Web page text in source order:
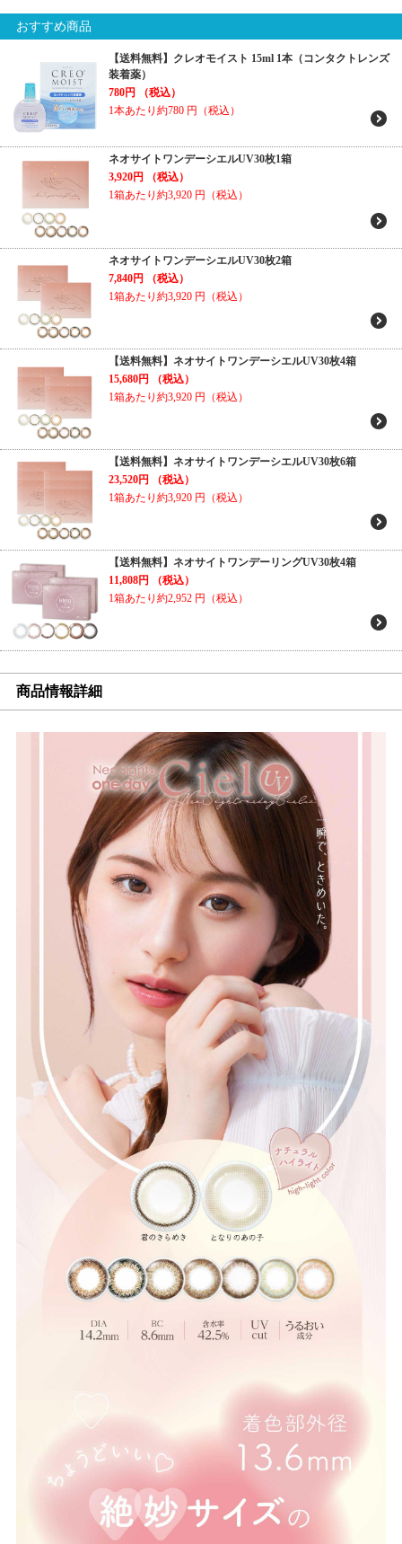
おすすめ商品
【送料無料】クレオモイスト 15ml 1本（コンタクトレンズ
装着薬）
780円
（税込）
1本あたり約780 円（税込）
ネオサイトワンデーシエルUV30枚1箱
3,920円
（税込）
1箱あたり約3,920 円（税込）
ネオサイトワンデーシエルUV30枚2箱
7,840円
（税込）
1箱あたり約3,920 円（税込）
【送料無料】ネオサイトワンデーシエルUV30枚4箱
15,680円
（税込）
1箱あたり約3,920 円（税込）
【送料無料】ネオサイトワンデーシエルUV30枚6箱
23,520円
（税込）
1箱あたり約3,920 円（税込）
【送料無料】ネオサイトワンデーリングUV30枚4箱
11,808円
（税込）
1箱あたり約2,952 円（税込）
商品情報詳細